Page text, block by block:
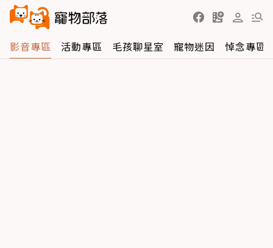
影音專區 活動專區 毛孩聊星室 寵物迷因 悼念專區